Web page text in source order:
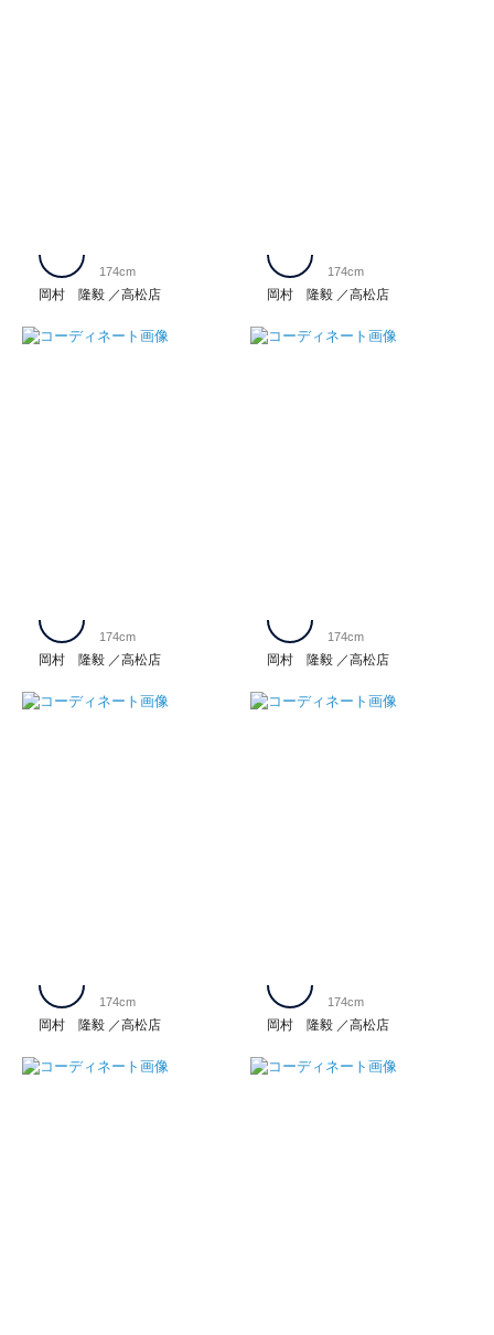
岡村 隆毅 高松店
174cm
岡村 隆毅 高松店
174cm
岡村 隆毅 高松店
174cm
岡村 隆毅 高松店
174cm
岡村 隆毅 高松店
174cm
岡村 隆毅 高松店
174cm